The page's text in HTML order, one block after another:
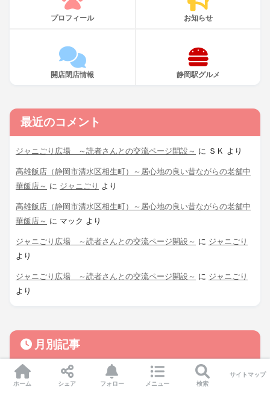
プロフィール お知らせ
開店閉店情報 静岡駅グルメ
最近のコメント
ジャニごり広場 ～読者さんとの交流ページ開設～ に ＳＫ より
高雄飯店（静岡市清水区相生町）～居心地の良い昔ながらの老舗中
華飯店～ に ジャニごり より
高雄飯店（静岡市清水区相生町）～居心地の良い昔ながらの老舗中
華飯店～ に マック より
ジャニごり広場 ～読者さんとの交流ページ開設～ に ジャニごり
より
ジャニごり広場 ～読者さんとの交流ページ開設～ に ジャニごり
より
月別記事
ホーム シェア フォロー メニュー 検索
サイトマップ